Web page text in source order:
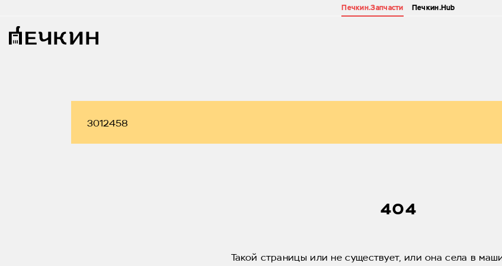
Печкин.Запчасти Печкин.Hub
404
Такой страницы или не существует, или она села в